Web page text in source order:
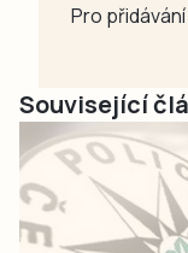
Pro
Související